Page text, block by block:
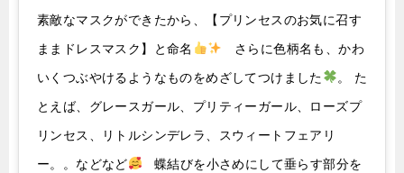
素敵なマスクができたから、【プリンセスのお気に召す
ままドレスマスク】と命名
さらに色柄名も、かわ
いくつぶやけるようなものをめざしてつけました
。 た
とえば、グレースガール、プリティーガール、ローズプ
リンセス、リトルシンデレラ、スウィートフェアリ
ー。。などなど
蝶結びを小さめにして垂らす部分を